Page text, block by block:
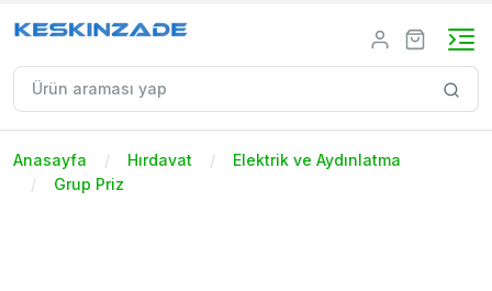
Anasayfa Hırdavat
Elektrik ve Aydınlatma
Grup Priz